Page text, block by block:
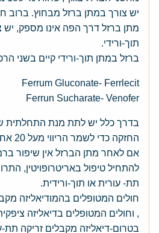
יש צורך במתן ברזל מבחוץ. ברוב
מתן ברזל דרך הפה אינו מספק, יש
תוך-ורידי.
ברזל במתן תוך-ורידי קיים בשני
Ferrum Gluconate- Ferrlecit
Ferrun Sucharate- Venofer
בדרך כלל יש לתת מנת התחלתית
החזקה כדי לשמר הריווי מעל 20 אחוזים.
אם לאחר מתן הברזל אין שיפור
להתחיל טיפול באריטרופויטין,
תת- עורית או תוך-ורידית.
חולים המטופלים בהמודיאליזה
, וחולים המטופלים בדיאליזה
בטרום-דיאליזה מקבלים זריקה תת-